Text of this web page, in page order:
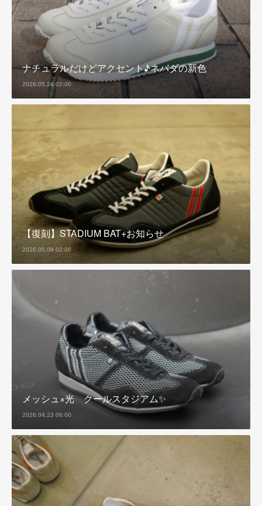
ナチュラルだけどアクセント♪ネバダの新色
2026.05.24 02:00
【復刻】STADIUM BAT+お知らせ
2026.05.09 02:00
メッシュ×光 クールスタジアム✨
2026.04.23 06:00